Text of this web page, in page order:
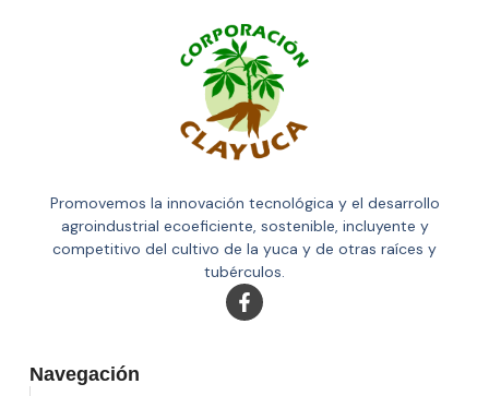
Promovemos la innovación tecnológica y el desarrollo
agroindustrial ecoeficiente, sostenible, incluyente y
competitivo del cultivo de la yuca y de otras raíces y
tubérculos.
Navegación